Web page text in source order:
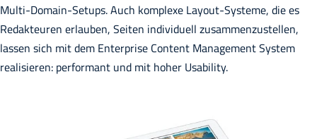
Multi-Domain-Setups. Auch komplexe Layout-Systeme, die es
Redakteuren erlauben, Seiten individuell zusammenzustellen,
lassen sich mit dem Enterprise Content Management System
realisieren: performant und mit hoher Usability.